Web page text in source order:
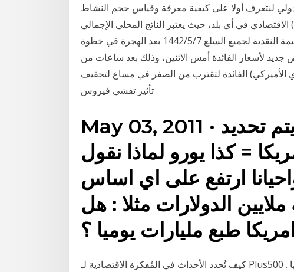
لنتعرف أولا على كيفية معرفة وقياس حجم النشاط
الاقتصادي في أي بلد، حيث يعتبر الناتج المحلي الإجمالي (GDP) أحد أهم المؤشرات التقليدية لقياس حجم
النشاط الاقتصادي في أي بلد، الذي يُعرف بأنه القيمة النقدية لجميع السلع 7‏‏/5‏‏/1442 بعد الهجرة في خطوة
لأسعار الفائدة أمس الاثنين، وذلك بعد ساعات من
الأميركي) الفائدة لتقترب من الصفر في مساع لتخفيف
تأثير تفشي فيروس
May 03, 2011 · يعني يا شباب مثلا كيف يتم تحديد
= كذا يورو لماذا نقول
ارتفع على اي اساس
الدولارات مثلا : هل
كيف تُحدد الأحداث في المُفكرة الاقتصادية لـ Plus500 . تستطيع تحديد أحداث الاقتصاد الكلي والتخطيط لها